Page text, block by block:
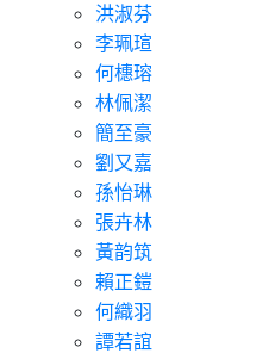
洪淑芬
李珮瑄
何橞瑢
林佩潔
簡至豪
劉又嘉
孫怡琳
張卉林
黃韵筑
賴正鎧
何織羽
譚若誼